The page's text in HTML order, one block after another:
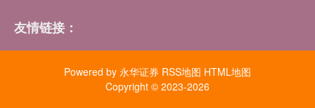
友情链接：
Powered by 永华证券 RSS地图 HTML地图
Copyright © 2023-2026